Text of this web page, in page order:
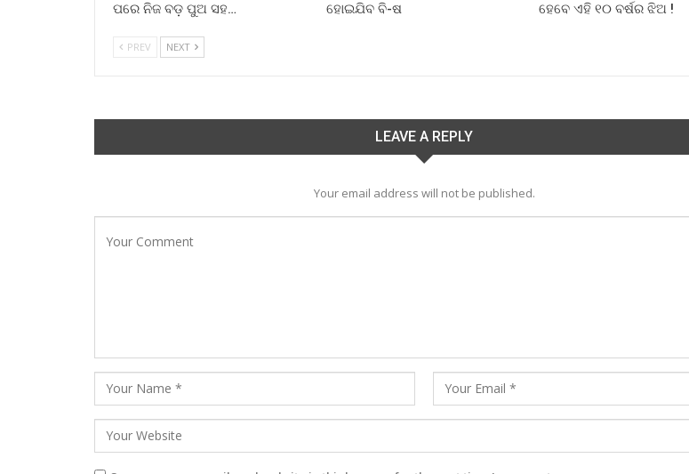
ପରେ ନିଜ ବଡ଼ ପୁଅ ସହ…
ହୋଇଯିବ ବି-ଷ
ହେବେ ଏହି ୧୦ ବର୍ଷର ଝିଅ !
PREV NEXT
LEAVE A REPLY
Your email address will not be published.